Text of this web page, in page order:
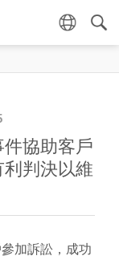
協助客戶
判決以維
加訴訟，成功